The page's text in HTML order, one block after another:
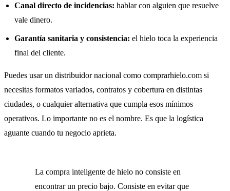
Canal directo de incidencias: hablar con alguien que resuelve
vale dinero.
Garantía sanitaria y consistencia: el hielo toca la experiencia
final del cliente.
Puedes usar un distribuidor nacional como comprarhielo.com si
necesitas formatos variados, contratos y cobertura en distintas
ciudades, o cualquier alternativa que cumpla esos mínimos
operativos. Lo importante no es el nombre. Es que la logística
aguante cuando tu negocio aprieta.
La compra inteligente de hielo no consiste en
encontrar un precio bajo. Consiste en evitar que